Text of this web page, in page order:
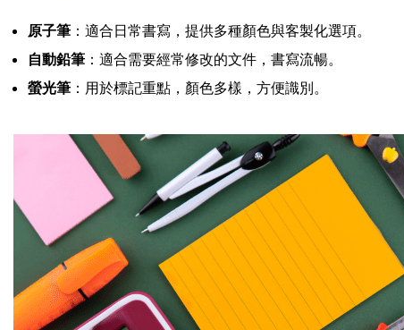
原子筆 ：適合日常書寫，提供多種顏色與客製化選項。
自動鉛筆 ：適合需要經常修改的文件，書寫流暢。
螢光筆 ：用於標記重點，顏色多樣，方便識別。